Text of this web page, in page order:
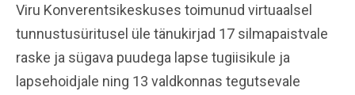
Viru Konverentsikeskuses toimunud virtuaalsel
tunnustusüritusel üle tänukirjad 17 silmapaistvale
raske ja sügava puudega lapse tugiisikule ja
lapsehoidjale ning 13 valdkonnas tegutsevale